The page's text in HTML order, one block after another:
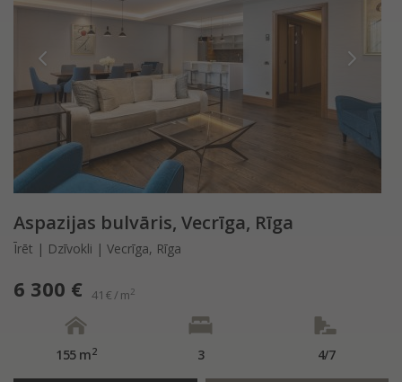
Aspazijas bulvāris, Vecrīga, Rīga
Īrēt | Dzīvokli | Vecrīga, Rīga
6 300 € 41 € / m2
155 m2 3 4/7